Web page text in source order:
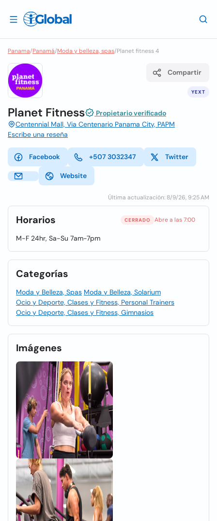
Panama/Panamá/Moda y belleza, spas/Planet fitness 4
YEXT
Compartir
Planet Fitness
Propietario verificado
Centennial Mall, Via Centenario Panama City, PAPM
Escribe una reseña
Facebook +507 3032347 Twitter
Website
Última actualización: 8/9/26, 9:25 AM
Horarios CERRADO Abre a las 7:00
M-F 24hr, Sa-Su 7am-7pm
Categorías
Moda y Belleza, Spas Moda y Belleza, Solarium
Ocio y Deporte, Clases y Fitness, Personal Trainers
Ocio y Deporte, Clases y Fitness, Gimnasios
Imágenes